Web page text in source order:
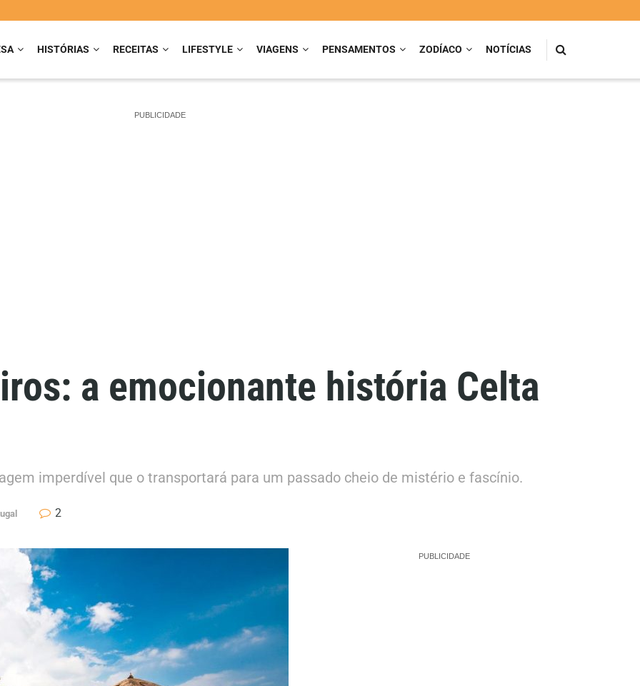
HISTÓRIAS RECEITAS LIFESTYLE VIAGENS PENSAMENTOS ZODÍACO NOTÍCIAS
PUBLICIDADE
a emocionante história Celta
imperdível que o transportará para um passado cheio de mistério e fascínio.
2
PUBLICIDADE